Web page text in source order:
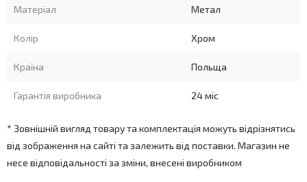
Матеріал Метал
Колір Хром
Країна Польща
Гарантія виробника 24 міс
* Зовнішній вигляд товару та комплектація можуть відрізнятись
від зображення на сайті та залежить від поставки. Магазин не
несе відповідальності за зміни, внесені виробником